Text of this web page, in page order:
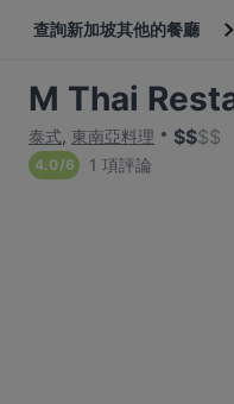
查詢新加坡其他的餐廳
M Thai
泰式, 東南亞料理 $$$$
4.0/6 1 項評論